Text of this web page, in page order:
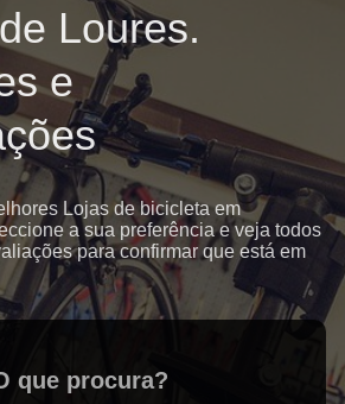
Loures.
e
Lojas de bicicleta em
a sua preferência e veja todos
para confirmar que está em
que procura?